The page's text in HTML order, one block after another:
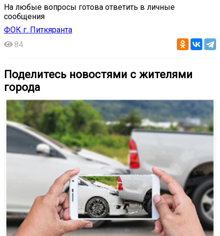
На любые вопросы готова ответить в личные
сообщения️
ФОК г. Питкяранта
84
Поделитесь новостями с жителями
города